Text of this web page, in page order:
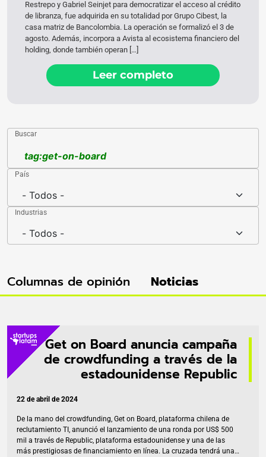
Restrepo y Gabriel Seinjet para democratizar el acceso al crédito
de libranza, fue adquirida en su totalidad por Grupo Cibest, la
casa matriz de Bancolombia. La operación se formalizó el 3 de
agosto. Además, incorpora a Avista al ecosistema financiero del
holding, donde también operan […]
Leer completo
Buscar
País
Industrias
Columnas de opinión Noticias
Get on Board anuncia campaña
de crowdfunding a través de la
estadounidense Republic
22 de abril de 2024
De la mano del crowdfunding, Get on Board, plataforma chilena de
reclutamiento TI, anunció el lanzamiento de una ronda por US$ 500
mil a través de Republic, plataforma estadounidense y una de las
más prestigiosas de financiamiento en línea. La cruzada tendrá una